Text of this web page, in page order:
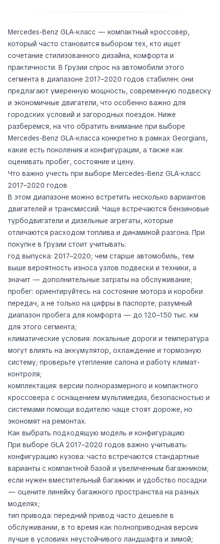
Mercedes-Benz GLA‑класс — компактный кроссовер,
который часто становится выбором тех, кто ищет
сочетание стилизованного дизайна, комфорта и
практичности. В Грузии спрос на автомобили этого
сегмента в диапазоне 2017–2020 годов стабилен: они
предлагают умеренную мощность, современную подвеску
и экономичные двигатели, что особенно важно для
городских условий и загородных поездок. Ниже
разберёмся, на что обратить внимание при выборе
Mercedes-Benz GLA‑класса конкретно в рамках Georgians,
какие есть поколения и конфигурации, а также как
оценивать пробег, состояние и цену.
Что важно учесть при выборе Mercedes-Benz GLA‑класс
2017–2020 годов
В этом диапазоне можно встретить несколько вариантов
двигателей и трансмиссий. Чаще встречаются бензиновые
турбодвигатели и дизельные агрегаты, которые
отличаются расходом топлива и динамикой разгона. При
покупке в Грузии стоит учитывать:
год выпуска: 2017–2020; чем старше автомобиль, тем
выше вероятность износа узлов подвески и техники, а
значит — дополнительные затраты на обслуживание;
пробег: ориентируйтесь на состояние мотора и коробки
передач, а не только на цифры в паспорте; разумный
диапазон пробега для комфорта — до 120–150 тыс. км
для этого сегмента;
климатические условия: локальные дороги и температура
могут влиять на аккумулятор, охлаждение и тормозную
систему; проверьте утепление салона и работу климат-
контроля;
комплектация: версии полноразмерного и компактного
кроссовера с оснащением мультимедиа, безопасностью и
системами помощи водителю чаще стоят дороже, но
экономят на ремонтах.
Как выбрать подходящую модель и конфигурацию
При выборе GLA 2017–2020 годов важно учитывать:
конфигурацию кузова: часто встречаются стандартные
варианты с компактной базой и увеличенным багажником;
если нужен вместительный багажник и удобство посадки
— оцените линейку багажного пространства на разных
моделях;
тип привода: передний привод часто дешевле в
обслуживании, в то время как полноприводная версия
лучше в условиях неустойчивого ландшафта и зимой;